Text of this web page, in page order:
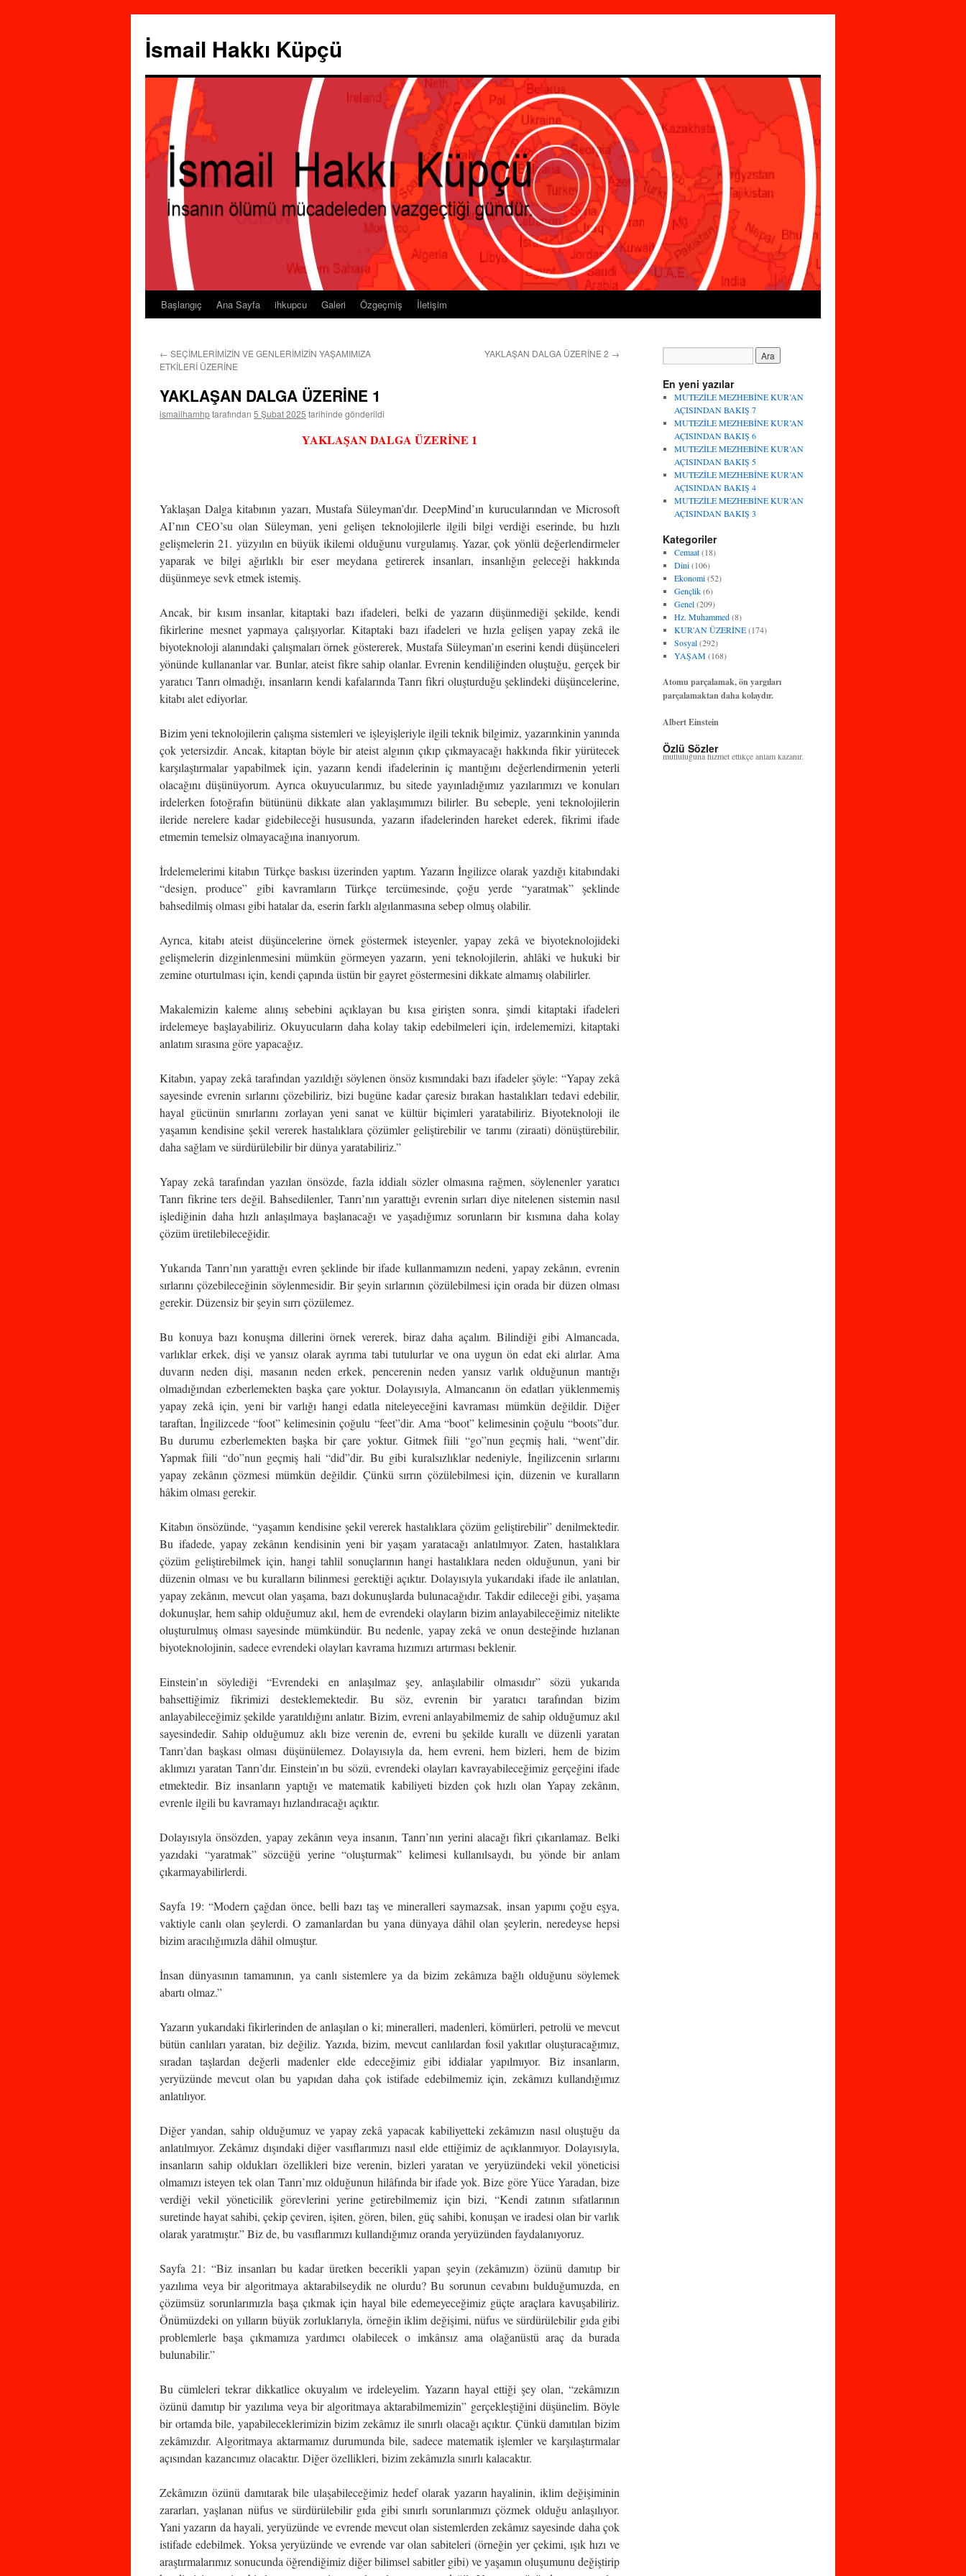
İsmail Hakkı Küpçü
Başlangıç Ana Sayfa ihkupcu Galeri Özgeçmiş İletişim
← SEÇİMLERİMİZİN VE GENLERİMİZİN YAŞAMIMIZA
ETKİLERİ ÜZERİNE
YAKLAŞAN DALGA ÜZERİNE 2 →
YAKLAŞAN DALGA ÜZERİNE 1
ismailhamhptarafından 5 Şubat 2025 tarihinde gönderildi
YAKLAŞAN DALGA ÜZERİNE 1
Yaklaşan Dalga kitabının yazarı, Mustafa Süleyman’dır. DeepMind’ın kurucularından ve Microsoft
AI’nın CEO’su olan Süleyman, yeni gelişen teknolojilerle ilgili bilgi verdiği eserinde, bu hızlı
gelişmelerin 21. yüzyılın en büyük ikilemi olduğunu vurgulamış. Yazar, çok yönlü değerlendirmeler
yaparak ve bilgi ağırlıklı bir eser meydana getirerek insanları, insanlığın geleceği hakkında
düşünmeye sevk etmek istemiş.
Ancak, bir kısım insanlar, kitaptaki bazı ifadeleri, belki de yazarın düşünmediği şekilde, kendi
fikirlerine mesnet yapmaya çalışıyorlar. Kitaptaki bazı ifadeleri ve hızla gelişen yapay zekâ ile
biyoteknoloji alanındaki çalışmaları örnek göstererek, Mustafa Süleyman’ın eserini kendi düşünceleri
yönünde kullananlar var. Bunlar, ateist fikre sahip olanlar. Evrenin kendiliğinden oluştuğu, gerçek bir
yaratıcı Tanrı olmadığı, insanların kendi kafalarında Tanrı fikri oluşturduğu şeklindeki düşüncelerine,
kitabı alet ediyorlar.
Bizim yeni teknolojilerin çalışma sistemleri ve işleyişleriyle ilgili teknik bilgimiz, yazarınkinin yanında
çok yetersizdir. Ancak, kitaptan böyle bir ateist algının çıkıp çıkmayacağı hakkında fikir yürütecek
karşılaştırmalar yapabilmek için, yazarın kendi ifadelerinin iç mantığını değerlendirmenin yeterli
olacağını düşünüyorum. Ayrıca okuyucularımız, bu sitede yayınladığımız yazılarımızı ve konuları
irdelerken fotoğrafın bütününü dikkate alan yaklaşımımızı bilirler. Bu sebeple, yeni teknolojilerin
ileride nerelere kadar gidebileceği hususunda, yazarın ifadelerinden hareket ederek, fikrimi ifade
etmemin temelsiz olmayacağına inanıyorum.
İrdelemelerimi kitabın Türkçe baskısı üzerinden yaptım. Yazarın İngilizce olarak yazdığı kitabındaki
“design, produce” gibi kavramların Türkçe tercümesinde, çoğu yerde “yaratmak” şeklinde
bahsedilmiş olması gibi hatalar da, eserin farklı algılanmasına sebep olmuş olabilir.
Ayrıca, kitabı ateist düşüncelerine örnek göstermek isteyenler, yapay zekâ ve biyoteknolojideki
gelişmelerin dizginlenmesini mümkün görmeyen yazarın, yeni teknolojilerin, ahlâki ve hukuki bir
zemine oturtulması için, kendi çapında üstün bir gayret göstermesini dikkate almamış olabilirler.
Makalemizin kaleme alınış sebebini açıklayan bu kısa girişten sonra, şimdi kitaptaki ifadeleri
irdelemeye başlayabiliriz. Okuyucuların daha kolay takip edebilmeleri için, irdelememizi, kitaptaki
anlatım sırasına göre yapacağız.
Kitabın, yapay zekâ tarafından yazıldığı söylenen önsöz kısmındaki bazı ifadeler şöyle: “Yapay zekâ
sayesinde evrenin sırlarını çözebiliriz, bizi bugüne kadar çaresiz bırakan hastalıkları tedavi edebilir,
hayal gücünün sınırlarını zorlayan yeni sanat ve kültür biçimleri yaratabiliriz. Biyoteknoloji ile
yaşamın kendisine şekil vererek hastalıklara çözümler geliştirebilir ve tarımı (ziraati) dönüştürebilir,
daha sağlam ve sürdürülebilir bir dünya yaratabiliriz.”
Yapay zekâ tarafından yazılan önsözde, fazla iddialı sözler olmasına rağmen, söylenenler yaratıcı
Tanrı fikrine ters değil. Bahsedilenler, Tanrı’nın yarattığı evrenin sırları diye nitelenen sistemin nasıl
işlediğinin daha hızlı anlaşılmaya başlanacağı ve yaşadığımız sorunların bir kısmına daha kolay
çözüm üretilebileceğidir.
Yukarıda Tanrı’nın yarattığı evren şeklinde bir ifade kullanmamızın nedeni, yapay zekânın, evrenin
sırlarını çözebileceğinin söylenmesidir. Bir şeyin sırlarının çözülebilmesi için orada bir düzen olması
gerekir. Düzensiz bir şeyin sırrı çözülemez.
Bu konuya bazı konuşma dillerini örnek vererek, biraz daha açalım. Bilindiği gibi Almancada,
varlıklar erkek, dişi ve yansız olarak ayrıma tabi tutulurlar ve ona uygun ön edat eki alırlar. Ama
duvarın neden dişi, masanın neden erkek, pencerenin neden yansız varlık olduğunun mantığı
olmadığından ezberlemekten başka çare yoktur. Dolayısıyla, Almancanın ön edatları yüklenmemiş
yapay zekâ için, yeni bir varlığı hangi edatla niteleyeceğini kavraması mümkün değildir. Diğer
taraftan, İngilizcede “foot” kelimesinin çoğulu “feet”dir. Ama “boot” kelimesinin çoğulu “boots”dur.
Bu durumu ezberlemekten başka bir çare yoktur. Gitmek fiili “go”nun geçmiş hali, “went”dir.
Yapmak fiili “do”nun geçmiş hali “did”dir. Bu gibi kuralsızlıklar nedeniyle, İngilizcenin sırlarını
yapay zekânın çözmesi mümkün değildir. Çünkü sırrın çözülebilmesi için, düzenin ve kuralların
hâkim olması gerekir.
Kitabın önsözünde, “yaşamın kendisine şekil vererek hastalıklara çözüm geliştirebilir” denilmektedir.
Bu ifadede, yapay zekânın kendisinin yeni bir yaşam yaratacağı anlatılmıyor. Zaten, hastalıklara
çözüm geliştirebilmek için, hangi tahlil sonuçlarının hangi hastalıklara neden olduğunun, yani bir
düzenin olması ve bu kuralların bilinmesi gerektiği açıktır. Dolayısıyla yukarıdaki ifade ile anlatılan,
yapay zekânın, mevcut olan yaşama, bazı dokunuşlarda bulunacağıdır. Takdir edileceği gibi, yaşama
dokunuşlar, hem sahip olduğumuz akıl, hem de evrendeki olayların bizim anlayabileceğimiz nitelikte
oluşturulmuş olması sayesinde mümkündür. Bu nedenle, yapay zekâ ve onun desteğinde hızlanan
biyoteknolojinin, sadece evrendeki olayları kavrama hızımızı artırması beklenir.
Einstein’ın söylediği “Evrendeki en anlaşılmaz şey, anlaşılabilir olmasıdır” sözü yukarıda
bahsettiğimiz fikrimizi desteklemektedir. Bu söz, evrenin bir yaratıcı tarafından bizim
anlayabileceğimiz şekilde yaratıldığını anlatır. Bizim, evreni anlayabilmemiz de sahip olduğumuz akıl
sayesindedir. Sahip olduğumuz aklı bize verenin de, evreni bu şekilde kurallı ve düzenli yaratan
Tanrı’dan başkası olması düşünülemez. Dolayısıyla da, hem evreni, hem bizleri, hem de bizim
aklımızı yaratan Tanrı’dır. Einstein’ın bu sözü, evrendeki olayları kavrayabileceğimiz gerçeğini ifade
etmektedir. Biz insanların yaptığı ve matematik kabiliyeti bizden çok hızlı olan Yapay zekânın,
evrenle ilgili bu kavramayı hızlandıracağı açıktır.
Dolayısıyla önsözden, yapay zekânın veya insanın, Tanrı’nın yerini alacağı fikri çıkarılamaz. Belki
yazıdaki “yaratmak” sözcüğü yerine “oluşturmak” kelimesi kullanılsaydı, bu yönde bir anlam
çıkarmayabilirlerdi.
Sayfa 19: “Modern çağdan önce, belli bazı taş ve mineralleri saymazsak, insan yapımı çoğu eşya,
vaktiyle canlı olan şeylerdi. O zamanlardan bu yana dünyaya dâhil olan şeylerin, neredeyse hepsi
bizim aracılığımızla dâhil olmuştur.
İnsan dünyasının tamamının, ya canlı sistemlere ya da bizim zekâmıza bağlı olduğunu söylemek
abartı olmaz.”
Yazarın yukarıdaki fikirlerinden de anlaşılan o ki; mineralleri, madenleri, kömürleri, petrolü ve mevcut
bütün canlıları yaratan, biz değiliz. Yazıda, bizim, mevcut canlılardan fosil yakıtlar oluşturacağımız,
sıradan taşlardan değerli madenler elde edeceğimiz gibi iddialar yapılmıyor. Biz insanların,
yeryüzünde mevcut olan bu yapıdan daha çok istifade edebilmemiz için, zekâmızı kullandığımız
anlatılıyor.
Diğer yandan, sahip olduğumuz ve yapay zekâ yapacak kabiliyetteki zekâmızın nasıl oluştuğu da
anlatılmıyor. Zekâmız dışındaki diğer vasıflarımızı nasıl elde ettiğimiz de açıklanmıyor. Dolayısıyla,
insanların sahip oldukları özellikleri bize verenin, bizleri yaratan ve yeryüzündeki vekil yöneticisi
olmamızı isteyen tek olan Tanrı’mız olduğunun hilâfında bir ifade yok. Bize göre Yüce Yaradan, bize
verdiği vekil yöneticilik görevlerini yerine getirebilmemiz için bizi, “Kendi zatının sıfatlarının
suretinde hayat sahibi, çekip çeviren, işiten, gören, bilen, güç sahibi, konuşan ve iradesi olan bir varlık
olarak yaratmıştır.” Biz de, bu vasıflarımızı kullandığımız oranda yeryüzünden faydalanıyoruz.
Sayfa 21: “Biz insanları bu kadar üretken becerikli yapan şeyin (zekâmızın) özünü damıtıp bir
yazılıma veya bir algoritmaya aktarabilseydik ne olurdu? Bu sorunun cevabını bulduğumuzda, en
çözümsüz sorunlarımızla başa çıkmak için hayal bile edemeyeceğimiz güçte araçlara kavuşabiliriz.
Önümüzdeki on yılların büyük zorluklarıyla, örneğin iklim değişimi, nüfus ve sürdürülebilir gıda gibi
problemlerle başa çıkmamıza yardımcı olabilecek o imkânsız ama olağanüstü araç da burada
bulunabilir.”
Bu cümleleri tekrar dikkatlice okuyalım ve irdeleyelim. Yazarın hayal ettiği şey olan, “zekâmızın
özünü damıtıp bir yazılıma veya bir algoritmaya aktarabilmemizin” gerçekleştiğini düşünelim. Böyle
bir ortamda bile, yapabileceklerimizin bizim zekâmız ile sınırlı olacağı açıktır. Çünkü damıtılan bizim
zekâmızdır. Algoritmaya aktarmamız durumunda bile, sadece matematik işlemler ve karşılaştırmalar
açısından kazancımız olacaktır. Diğer özellikleri, bizim zekâmızla sınırlı kalacaktır.
Zekâmızın özünü damıtarak bile ulaşabileceğimiz hedef olarak yazarın hayalinin, iklim değişiminin
zararları, yaşlanan nüfus ve sürdürülebilir gıda gibi sınırlı sorunlarımızı çözmek olduğu anlaşılıyor.
Yani yazarın da hayali, yeryüzünde ve evrende mevcut olan sistemlerden zekâmız sayesinde daha çok
istifade edebilmek. Yoksa yeryüzünde ve evrende var olan sabiteleri (örneğin yer çekimi, ışık hızı ve
araştırmalarımız sonucunda öğrendiğimiz diğer bilimsel sabitler gibi) ve yaşamın oluşumunu değiştirip
En yeni yazılar
MUTEZİLE MEZHEBİNE KUR’AN
AÇISINDAN BAKIŞ 7
MUTEZİLE MEZHEBİNE KUR’AN
AÇISINDAN BAKIŞ 6
MUTEZİLE MEZHEBİNE KUR’AN
AÇISINDAN BAKIŞ 5
MUTEZİLE MEZHEBİNE KUR’AN
AÇISINDAN BAKIŞ 4
MUTEZİLE MEZHEBİNE KUR’AN
AÇISINDAN BAKIŞ 3
Kategoriler
Cemaat(18)
Dini(106)
Ekonomi(52)
Gençlik(6)
Genel(209)
Hz. Muhammed(8)
KUR'AN ÜZERİNE(174)
Sosyal(292)
YAŞAM(168)
Atomu parçalamak, ön yargıları
parçalamaktan daha kolaydır.
Albert Einstein
Özlü Sözler